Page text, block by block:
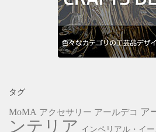
タグ
MoMA アクセサリー アールデコ ア
ンテリア インペリアル・イ